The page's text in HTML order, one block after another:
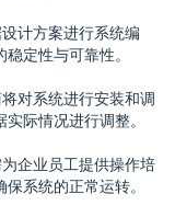
计方案进行系统编
定性与可靠性。
对系统进行安装和调
际情况进行调整。
企业员工提供操作培
系统的正常运转。